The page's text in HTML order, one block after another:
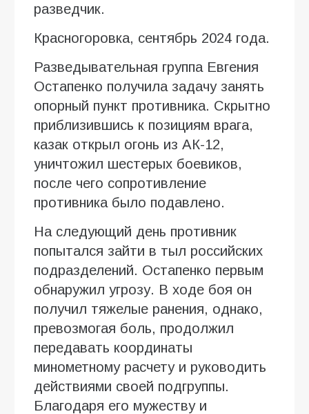
разведчик.
Красногоровка, сентябрь 2024 года.
Разведывательная группа Евгения
Остапенко получила задачу занять
опорный пункт противника. Скрытно
приблизившись к позициям врага,
казак открыл огонь из АК-12,
уничтожил шестерых боевиков,
после чего сопротивление
противника было подавлено.
На следующий день противник
попытался зайти в тыл российских
подразделений. Остапенко первым
обнаружил угрозу. В ходе боя он
получил тяжелые ранения, однако,
превозмогая боль, продолжил
передавать координаты
минометному расчету и руководить
действиями своей подгруппы.
Благодаря его мужеству и